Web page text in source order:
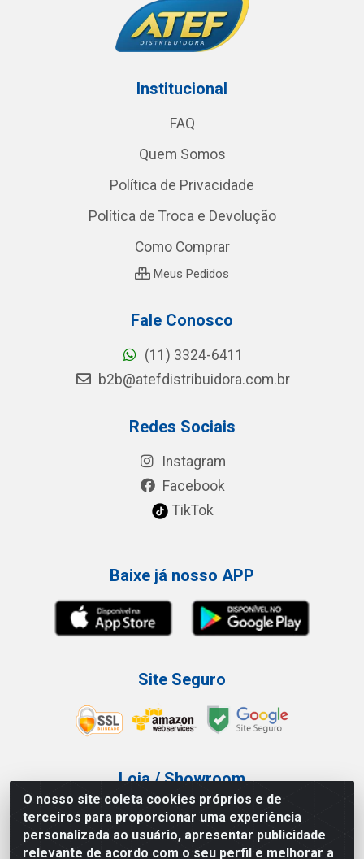
O nosso site coleta cookies próprios e de
terceiros para proporcionar uma experiência
personalizada ao usuário, apresentar publicidade
relevante de acordo com o seu perfil e melhorar a
Institucional
FAQ
Quem Somos
Política de Privacidade
Política de Troca e Devolução
Como Comprar
Meus Pedidos
Fale Conosco
(11) 3324-6411
b2b@atefdistribuidora.com.br
Redes Sociais
Instagram
Facebook
TikTok
Baixe já nosso APP
Site Seguro
Loja / Showroom
Tel.: (11) 3227-0546
Av Vautier, 587/597 - Pari - São Paulo/SP